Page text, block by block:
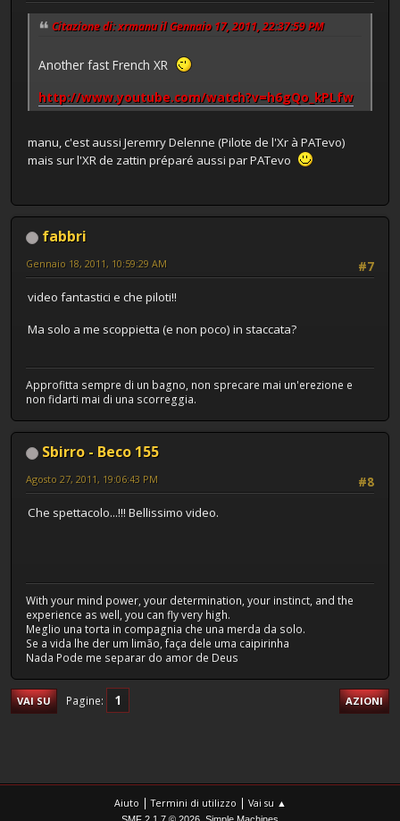
Citazione di: xrmanu il Gennaio 17, 2011, 22:37:59 PM
Another fast French XR
http://www.youtube.com/watch?v=h6gQo_kPLfw
manu, c'est aussi Jeremry Delenne (Pilote de l'Xr à PATevo)
mais sur l'XR de zattin préparé aussi par PATevo
fabbri
#7
Gennaio 18, 2011, 10:59:29 AM
video fantastici e che piloti!!
Ma solo a me scoppietta (e non poco) in staccata?
Approfitta sempre di un bagno, non sprecare mai un'erezione e
non fidarti mai di una scorreggia.
Sbirro - Beco 155
#8
Agosto 27, 2011, 19:06:43 PM
Che spettacolo...!!! Bellissimo video.
With your mind power, your determination, your instinct, and the
experience as well, you can fly very high.
Meglio una torta in compagnia che una merda da solo.
Se a vida lhe der um limão, faça dele uma caipirinha
Nada Pode me separar do amor de Deus
VAI SU Pagine 1 AZIONI
Aiuto |Termini di utilizzo | Vai su ▲